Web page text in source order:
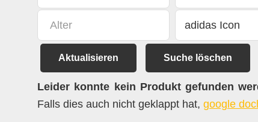
Aktualisieren Suche löschen
Leider konnte kein Produkt gefunden
Falls dies auch nicht geklappt hat, google